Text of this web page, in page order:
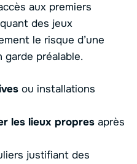
aux premiers
des jeux
le risque d’une
garde préalable.
ou installations
les lieux propres après
justifiant des